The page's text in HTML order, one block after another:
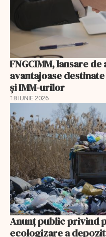
FNGCIMM, lansare
avantajoase
și IMM-urilor
18 IUNIE 2026
Anunţ public privind
ecologizare a